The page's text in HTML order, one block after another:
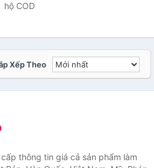
hộ COD
Xếp Theo
thông tin giá cả sản phẩm làm